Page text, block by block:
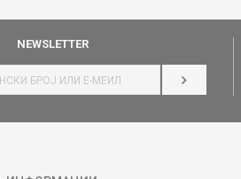
NEWSLETTER
НАЈАВИ СЕ